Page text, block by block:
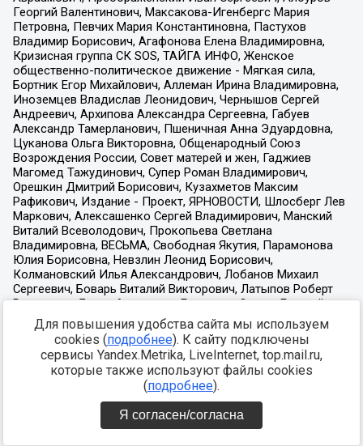
Для повышения удобства сайта мы используем
cookies (подробнее). К сайту подключены
сервисы Yandex.Metrika, LiveInternet, top.mail.ru,
которые также используют файлы cookies
(подробнее).
Я согласен/согласна